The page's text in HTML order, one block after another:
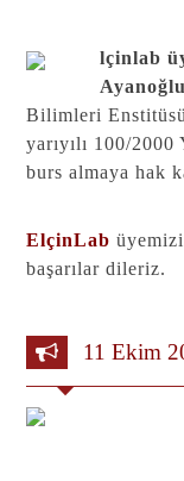
lçinlab
Ayanoğlu
Bilimleri
yarıyılı 100/
burs almaya hak
ElçinLab
başarılar dileriz.
11 Ekim